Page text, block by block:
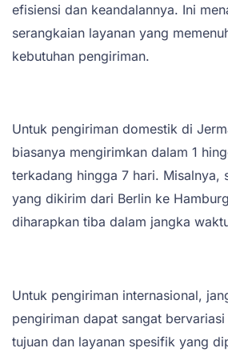
efisiensi dan keandalannya. Ini
serangkaian layanan yang
kebutuhan pengiriman.
Untuk pengiriman domestik di
biasanya mengirimkan dalam 1
terkadang hingga 7 hari. Misalnya,
yang dikirim dari Berlin ke
diharapkan tiba dalam jangka
Untuk pengiriman internasional,
pengiriman dapat sangat
tujuan dan layanan spesifik yang